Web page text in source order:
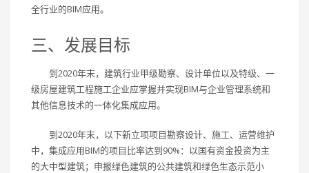
全行业的BIM应用。
三、发展目标
到2020年末，建筑行业甲级勘察、设计单位以及特级、一
级房屋建筑工程施工企业应掌握并实现BIM与企业管理系统和
其他信息技术的一体化集成应用。
到2020年末，以下新立项项目勘察设计、施工、运营维护
中，集成应用BIM的项目比率达到90%：以国有资金投资为主
的大中型建筑；申报绿色建筑的公共建筑和绿色生态示范小